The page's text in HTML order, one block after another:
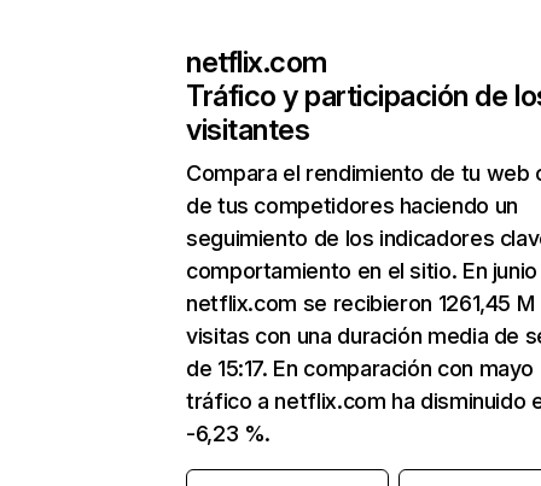
netflix.com
Tráfico y participación de
visitantes
Compara el rendimiento de tu web
de tus competidores haciendo un
seguimiento de los indicadores
comportamiento en el sitio. En junio
netflix.com se recibieron 1261,45 M
visitas con una duración media de
de 15:17. En comparación con mayo
tráfico a netflix.com ha disminuido
-6,23 %.